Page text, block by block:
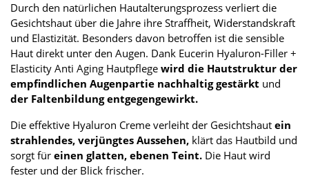
Durch den natürlichen Hautalterungsprozess verliert die
Gesichtshaut über die Jahre ihre Straffheit, Widerstandskraft
und Elastizität. Besonders davon betroffen ist die sensible
Haut direkt unter den Augen. Dank Eucerin Hyaluron-Filler +
Elasticity Anti Aging Hautpflege wird die Hautstruktur der
empfindlichen Augenpartie nachhaltig gestärkt und
der Faltenbildung entgegengewirkt.
Die effektive Hyaluron Creme verleiht der Gesichtshaut ein
strahlendes, verjüngtes Aussehen, klärt das Hautbild und
sorgt für einen glatten, ebenen Teint. Die Haut wird
fester und der Blick frischer.